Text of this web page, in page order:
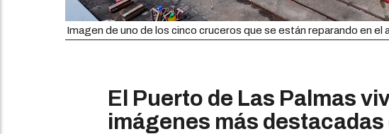
Imagen de uno de los cinco cruceros que se están reparando en
El Puerto de Las Palmas
imágenes más destacadas